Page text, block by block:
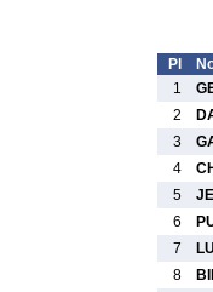
Pl
1
2
3
4
5
6
7
8